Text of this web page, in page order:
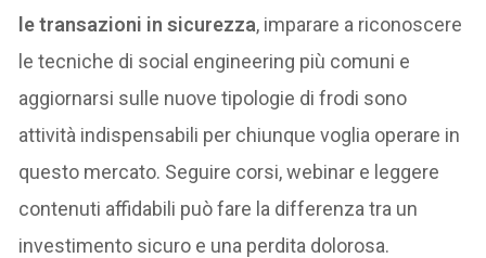
le transazioni in sicurezza, imparare a riconoscere
le tecniche di social engineering più comuni e
aggiornarsi sulle nuove tipologie di frodi sono
attività indispensabili per chiunque voglia operare in
questo mercato. Seguire corsi, webinar e leggere
contenuti affidabili può fare la differenza tra un
investimento sicuro e una perdita dolorosa.